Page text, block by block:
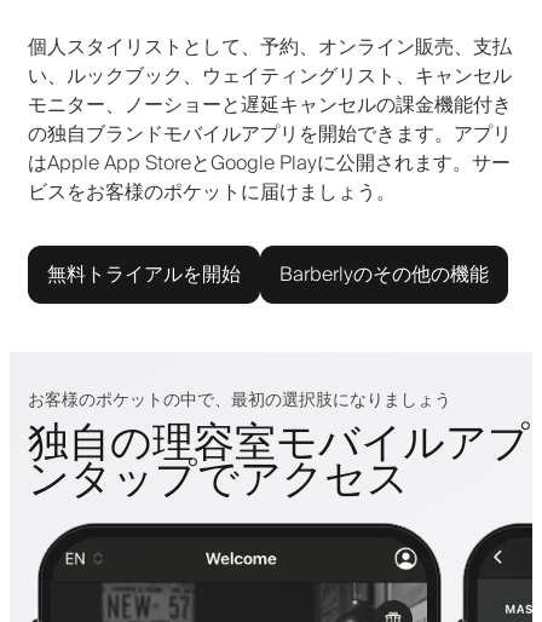
個人スタイリストとして、予約、オンライン販売、支払
い、ルックブック、ウェイティングリスト、キャンセル
モニター、ノーショーと遅延キャンセルの課金機能付き
の独自ブランドモバイルアプリを開始できます。アプリ
はApple App StoreとGoogle Playに公開されます。サー
ビスをお客様のポケットに届けましょう。
無料トライアルを開始 Barberlyのその他の機能
お客様のポケットの中で、最初の選択肢になりましょう
独自の理容室モバイルア
ンタップでアクセス